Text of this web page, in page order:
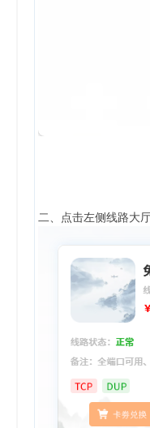
二、点击左侧线路大